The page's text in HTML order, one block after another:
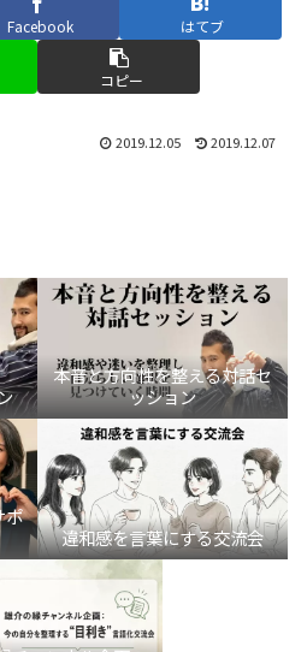
Facebook はてブ
コピー
2019.12.05 2019.12.07
本音と方向性を整える対話セ
ッション
ポ
違和感を言葉にする交流会